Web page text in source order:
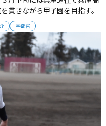
宇都宮
きながら甲子園を目指す。
園の先にあるゴールを見据え
都宮は３月下旬に兵庫県遠
るもので、太平洋戦争末期の